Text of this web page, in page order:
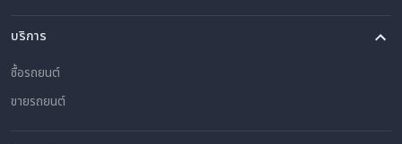
บริการ
ซื้อรถยนต์
ขายรถยนต์